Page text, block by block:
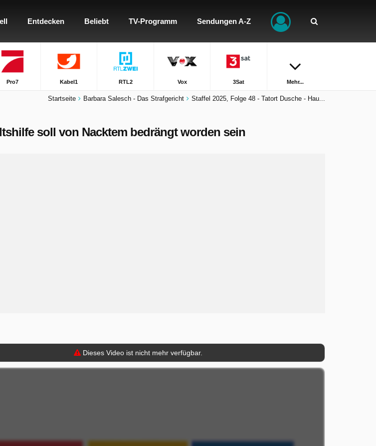
Entdecken Beliebt TV-Programm Sendungen A-Z
Pro7 Kabel1 RTL2 Vox 3Sat Mehr...
Startseite Barbara Salesch - Das Strafgericht Staffel 2025, Folge 48 - Tatort Dusche - Hau...
soll von Nacktem bedrängt worden sein
Dieses Video ist nicht mehr verfügbar.